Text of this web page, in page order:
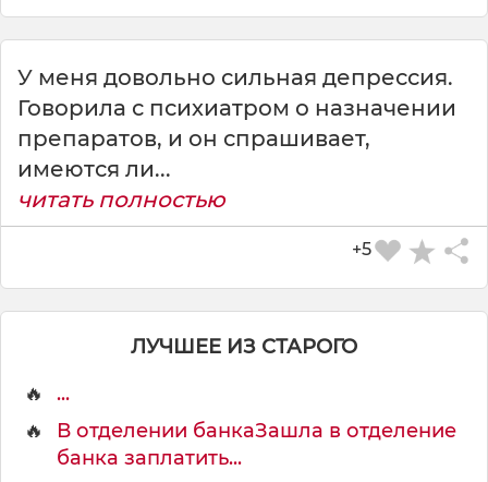
СКАЧАТЬ КАРТИНКУ
У меня довольно сильная депрессия.
Говорила с психиатром о назначении
препаратов, и он спрашивает,
имеются ли...
читать полностью
+5
ЛУЧШЕЕ ИЗ СТАРОГО
🔥
...
🔥
В отделении банкаЗашла в отделение
банка заплатить...